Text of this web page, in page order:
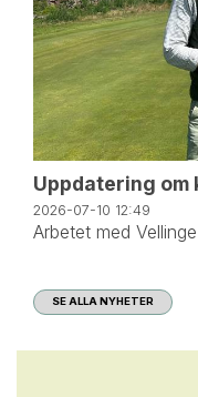
Uppdatering om
2026-07-10 12:49
Arbetet med
SE ALLA NYHETER